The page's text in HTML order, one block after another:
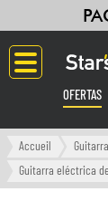
OFERTAS
Langue
Accueil
Guitarra eléctrica